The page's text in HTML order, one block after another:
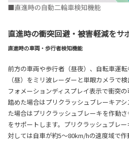
直進時の衝突回避・被害軽減をサ
直進時の車両・歩行者検知機能
前方の車両や歩行者（昼夜）、自転車運
（昼）をミリ波レーダーと単眼カメラで
フォメーションディスプレイ表示で衝突
踏めた場合はプリクラッシュブレーキア
た場合はプリクラッシュブレーキを作動
をサポートします。プリクラッシュブレ
対しては自車が約5〜80km/hの速度域で